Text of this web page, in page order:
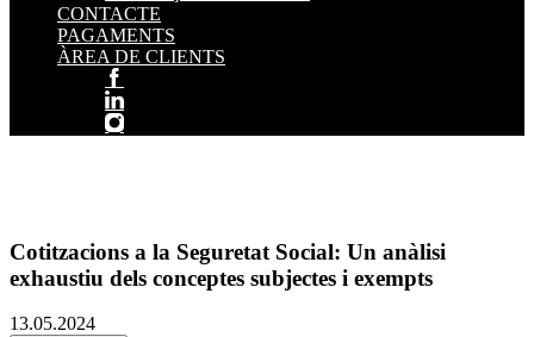
CONTACTE
PAGAMENTS
ÀREA DE CLIENTS
Cotitzacions a la Seguretat Social: Un anàlisi
exhaustiu dels conceptes subjectes i exempts
13.05.2024